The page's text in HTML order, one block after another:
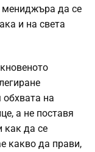
мениджъра да се
и на света
на
а не поставя
как да се
какво да прави,